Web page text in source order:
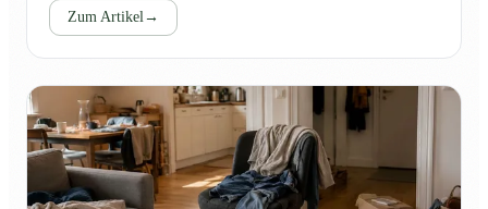
Zum Artikel→